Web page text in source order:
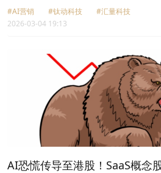
#AI营销 #钛动科技
#汇量科技
2026-03-04 19:13
AI恐慌传导至港股！SaaS概念